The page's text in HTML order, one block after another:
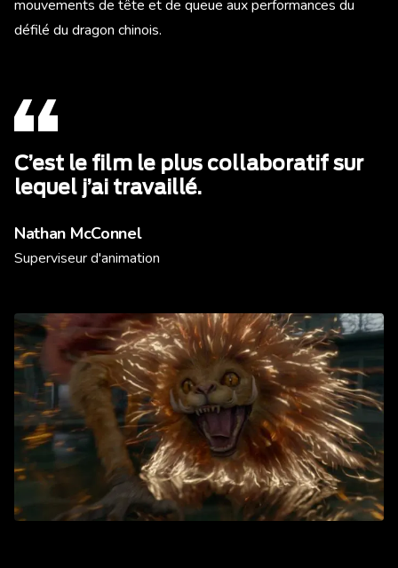
mouvements de tête et de queue aux performances du
défilé du dragon chinois.
C’est le film le plus collaboratif sur
lequel j’ai travaillé.
Nathan McConnel
Superviseur d'animation